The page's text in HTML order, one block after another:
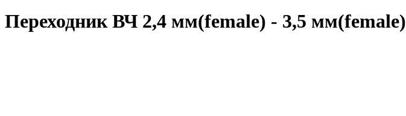
Переходник ВЧ 2,4 мм(female) - 3,5 мм(female)